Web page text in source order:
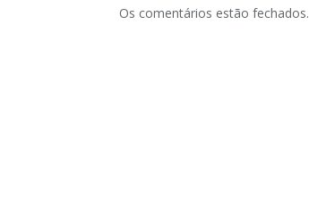
Os comentários estão fechados.